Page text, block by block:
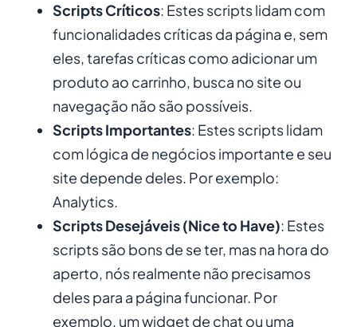
Scripts Críticos: Estes scripts lidam com
funcionalidades críticas da página e, sem
eles, tarefas críticas como adicionar um
produto ao carrinho, busca no site ou
navegação não são possíveis.
Scripts Importantes: Estes scripts lidam
com lógica de negócios importante e seu
site depende deles. Por exemplo:
Analytics.
Scripts Desejáveis (Nice to Have): Estes
scripts são bons de se ter, mas na hora do
aperto, nós realmente não precisamos
deles para a página funcionar. Por
exemplo, um widget de chat ou uma